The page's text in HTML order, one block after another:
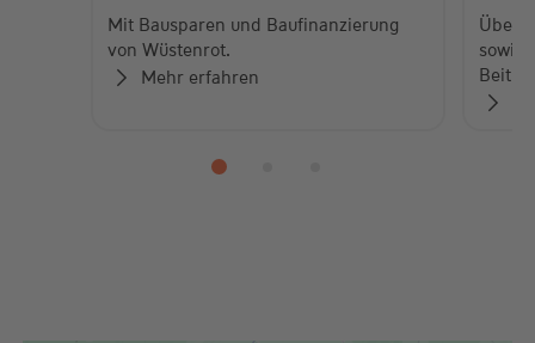
Mit Bausparen und Baufinanzierung
von Wüstenrot.
Mehr erfahren
Über
sowie